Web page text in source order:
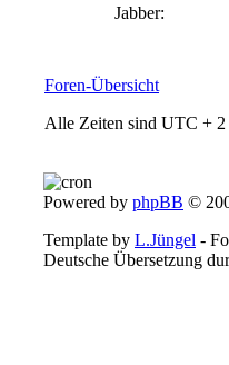
Jabber:
Foren-Übersicht
Alle Zeiten sind UTC + 2
Powered by phpBB ©
Template by L.Jüngel -
Deutsche Übersetzung